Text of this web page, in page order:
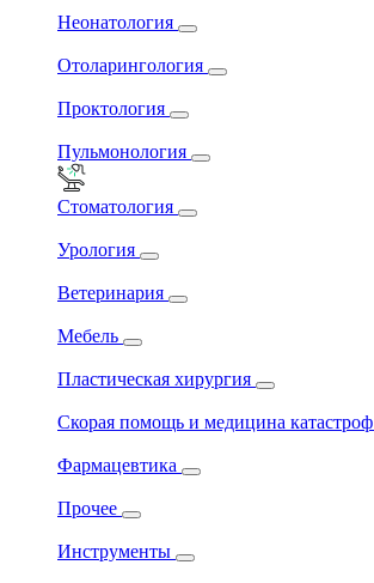
Неонатология
Отоларингология
Проктология
Пульмонология
Стоматология
Урология
Ветеринария
Мебель
Пластическая хирургия
Скорая помощь и медицина катастроф
Фармацевтика
Прочее
Инструменты